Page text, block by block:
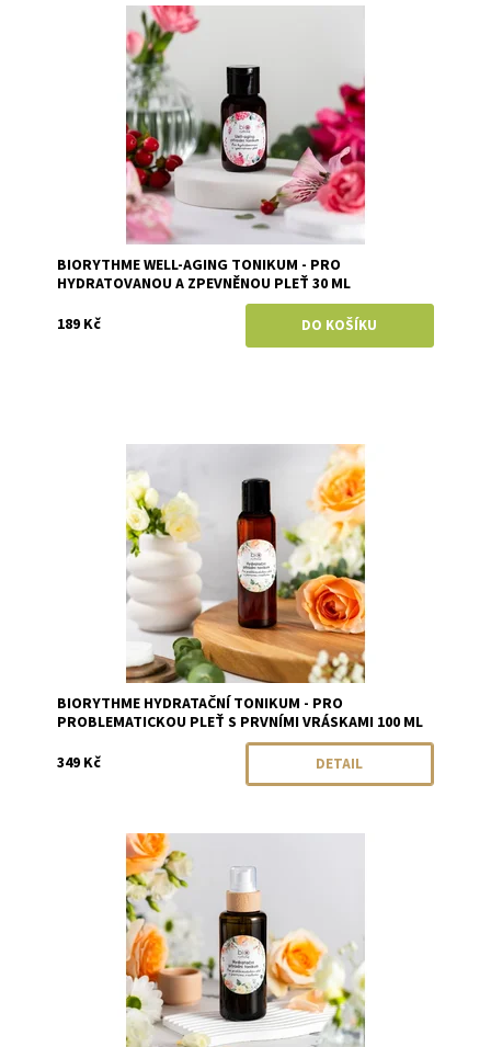
Dostupnost:
Skladem
Biorythme
BIORYTHME WELL-AGING TONIKUM - PRO
HYDRATOVANOU A ZPEVNĚNOU PLEŤ 30 ML
189 Kč
Dostupnost:
Momentálně vyprodáno
BIORYTHME HYDRATAČNÍ TONIKUM - PRO
PROBLEMATICKOU PLEŤ S PRVNÍMI VRÁSKAMI 100 ML
349 Kč
DETAIL
Dostupnost:
Momentálně vyprodáno
Biorythme